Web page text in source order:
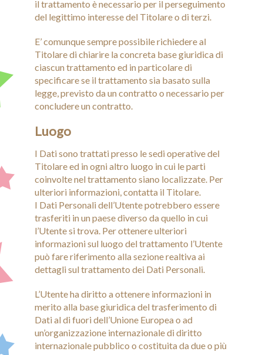
il trattamento è necessario per il perseguimento
del legittimo interesse del Titolare o di terzi.
E’ comunque sempre possibile richiedere al
Titolare di chiarire la concreta base giuridica di
ciascun trattamento ed in particolare di
specificare se il trattamento sia basato sulla
legge, previsto da un contratto o necessario per
concludere un contratto.
Luogo
I Dati sono trattati presso le sedi operative del
Titolare ed in ogni altro luogo in cui le parti
coinvolte nel trattamento siano localizzate. Per
ulteriori informazioni, contatta il Titolare.
I Dati Personali dell’Utente potrebbero essere
trasferiti in un paese diverso da quello in cui
l’Utente si trova. Per ottenere ulteriori
informazioni sul luogo del trattamento l’Utente
può fare riferimento alla sezione realtiva ai
dettagli sul trattamento dei Dati Personali.
L’Utente ha diritto a ottenere informazioni in
merito alla base giuridica del trasferimento di
Dati al di fuori dell’Unione Europea o ad
un’organizzazione internazionale di diritto
internazionale pubblico o costituita da due o più